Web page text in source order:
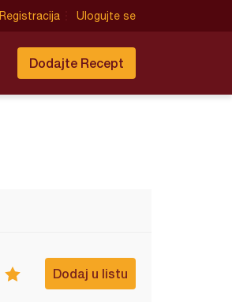
Registracija Ulogujte se
Dodajte Recept
Dodaj u listu